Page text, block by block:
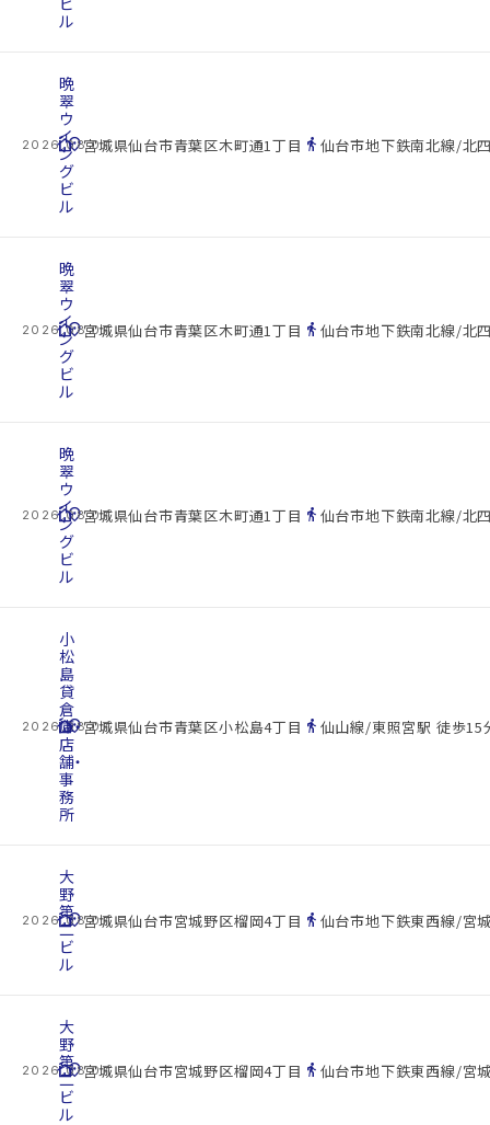
ル
2026.08.07
cottage
晩
翠
ウ
イ
ン
グ
ビ
ル
location_on宮城県仙台市青葉区木町通1丁目 directions_walk 仙台市地下鉄南北線/北
2026.08.07
cottage
晩
翠
ウ
イ
ン
グ
ビ
ル
location_on宮城県仙台市青葉区木町通1丁目 directions_walk 仙台市地下鉄南北線/北
2026.08.07
cottage
晩
翠
ウ
イ
ン
グ
ビ
ル
location_on宮城県仙台市青葉区木町通1丁目 directions_walk 仙台市地下鉄南北線/北
2026.08.07
cottage
小
松
島
貸
倉
庫・
店
舗・
事
務
所
location_on宮城県仙台市青葉区小松島4丁目 directions_walk 仙山線/東照宮駅 徒歩15
2026.08.07
cottage
大
野
第
二
ビ
ル
location_on宮城県仙台市宮城野区榴岡4丁目 directions_walk 仙台市地下鉄東西線/宮
2026.08.07
cottage
大
野
第
二
ビ
ル
location_on宮城県仙台市宮城野区榴岡4丁目 directions_walk 仙台市地下鉄東西線/宮